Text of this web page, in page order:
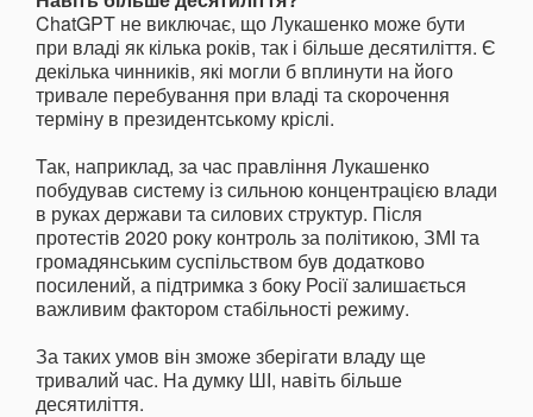
ChatGPT не виключає, що Лукашенко може бути
при владі як кілька років, так і більше десятиліття. Є
декілька чинників, які могли б вплинути на його
тривале перебування при владі та скорочення
терміну в президентському кріслі.
Так, наприклад, за час правління Лукашенко
побудував систему із сильною концентрацією влади
в руках держави та силових структур. Після
протестів 2020 року контроль за політикою, ЗМІ та
громадянським суспільством був додатково
посилений, а підтримка з боку Росії залишається
важливим фактором стабільності режиму.
За таких умов він зможе зберігати владу ще
тривалий час. На думку ШІ, навіть більше
десятиліття.